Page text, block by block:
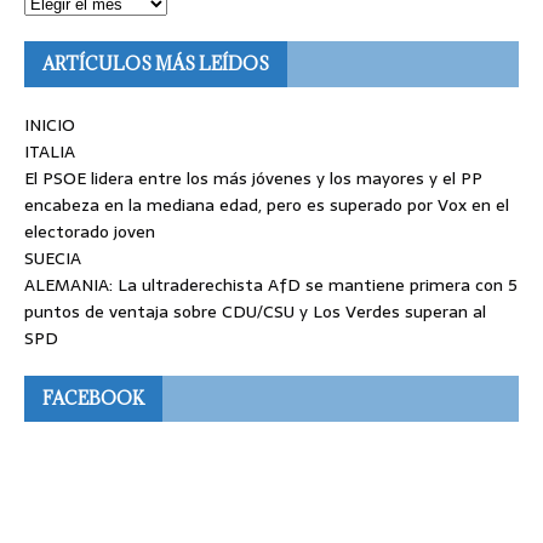
ARTÍCULOS MÁS LEÍDOS
INICIO
ITALIA
El PSOE lidera entre los más jóvenes y los mayores y el PP
encabeza en la mediana edad, pero es superado por Vox en el
electorado joven
SUECIA
ALEMANIA: La ultraderechista AfD se mantiene primera con 5
puntos de ventaja sobre CDU/CSU y Los Verdes superan al
SPD
FACEBOOK